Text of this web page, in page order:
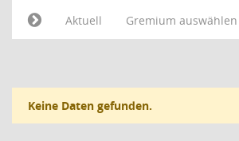
Aktuell
Gremium auswählen
Keine Daten gefunden.